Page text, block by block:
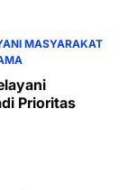
MASYARAKAT
Prioritas